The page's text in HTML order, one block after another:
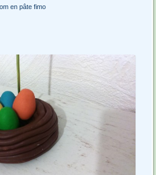
en pâte fimo